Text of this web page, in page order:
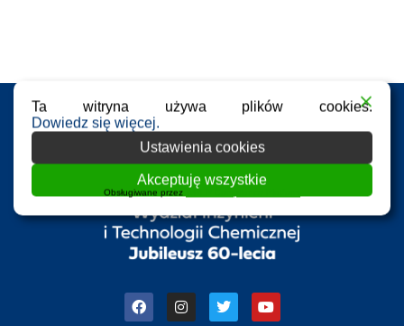
Ta witryna używa plików cookies.
Dowiedz się więcej.
Ustawienia cookies
Akceptuję wszystkie
Obsługiwane przez